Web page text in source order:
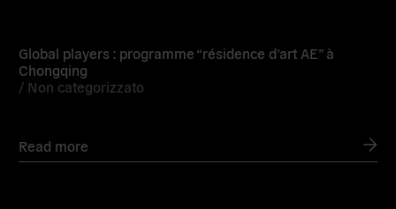
Global players : programme “résidence d’art AE” à
Chongqing
/ Non categorizzato
Read more